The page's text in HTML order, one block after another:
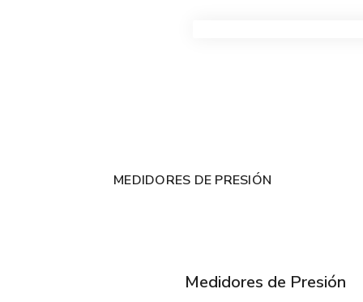
MEDIDORES DE PRESIÓN
Medidores de Presión